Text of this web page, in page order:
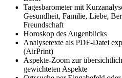
Tagesbarometer mit
Gesundheit, Familie, Liebe,
Freundschaft
Horoskop des Augenblicks
Analysetexte als PDF-Datei
(AirPrint)
Aspekte-Zoom zur
gewichteten Aspekte